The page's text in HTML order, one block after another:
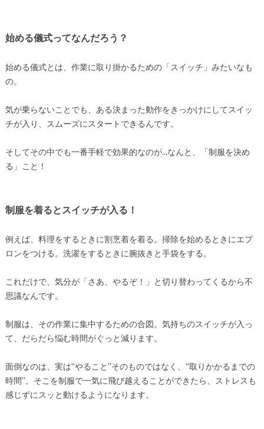
始める儀式ってなんだろう？
始める儀式とは、作業に取り掛かるための「スイッチ」みたいなも
の。
気が乗らないことでも、ある決まった動作をきっかけにしてスイッ
チが入り、スムーズにスタートできるんです。
そしてその中でも一番手軽で効果的なのが…なんと、「制服を決め
る」こと！
制服を着るとスイッチが入る！
例えば、料理をするときに割烹着を着る。掃除を始めるときにエプ
ロンをつける。洗濯をするときに腕抜きと手袋をする。
これだけで、気分が「さあ、やるぞ！」と切り替わってくるから不
思議なんです。
制服は、その作業に集中するための合図。気持ちのスイッチが入っ
て、だらだら悩む時間がぐっと減ります。
面倒なのは、実は“やること”そのものではなく、“取りかかるまでの
時間”。そこを制服で一気に飛び越えることができたら、ストレスも
感じずにスッと動けるようになります。